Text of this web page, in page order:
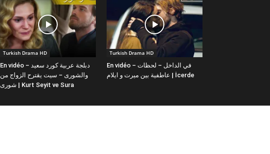
Turkish Drama HD
En vidéo – دبلجة عربية كورد سعيد
والشورى – سيت يقترح الزواج من
شورى | Kurt Seyit ve Sura
Turkish Drama HD
En vidéo – في الداخل – لحظات
عاطفية بين ميرت و ايلام | İcerde